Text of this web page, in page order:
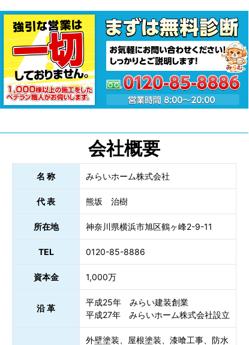
会社概要
名 称 みらいホーム株式会社
代 表 熊坂 治樹
所在地 神奈川県横浜市旭区鶴ヶ峰2-9-11
TEL 0120-85-8886
資本金 1,000万
沿 革
平成25年 みらい建装創業
平成27年 みらいホーム株式会社設立
外壁塗装、屋根塗装、漆喰工事、防水